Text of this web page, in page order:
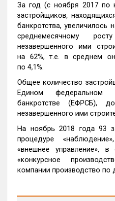
За год (с ноября 2017 по
застройщиков,
банкротства, увеличилось
среднемесячному
незавершенного ими
на 62%, т.е. в среднем
по 4,1%.
Общее количество
Едином федеральном
банкротстве (ЕФРСБ),
незавершенного ими
На ноябрь 2018 года 93
процедуре
«внешнее управление»,
«конкурсное
компании производство по